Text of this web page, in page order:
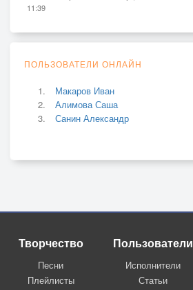
11:39
ПОЛЬЗОВАТЕЛИ ОНЛАЙН
Макаров Иван
Алимова Саша
Санин Александр
Творчество
Песни
Плейлисты
Пользователи
Исполнители
Статьи